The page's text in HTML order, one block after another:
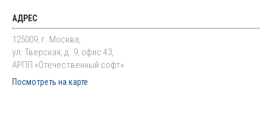
АДРЕС
125009, г. Москва,
ул. Тверская, д. 9, офис 43,
АРПП «Отечественный софт»
Посмотреть на карте